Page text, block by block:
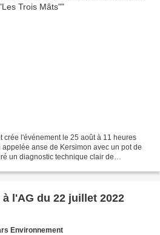
crée l'événement le 25 août à 11 heures
anse de Kersimon avec un pot de
un diagnostic technique clair de
l'AG du 22 juillet 2022
Environnement